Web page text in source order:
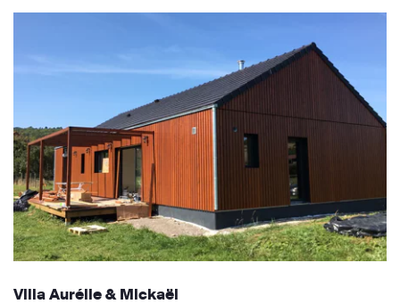
Villa Aurélie & Mickaël